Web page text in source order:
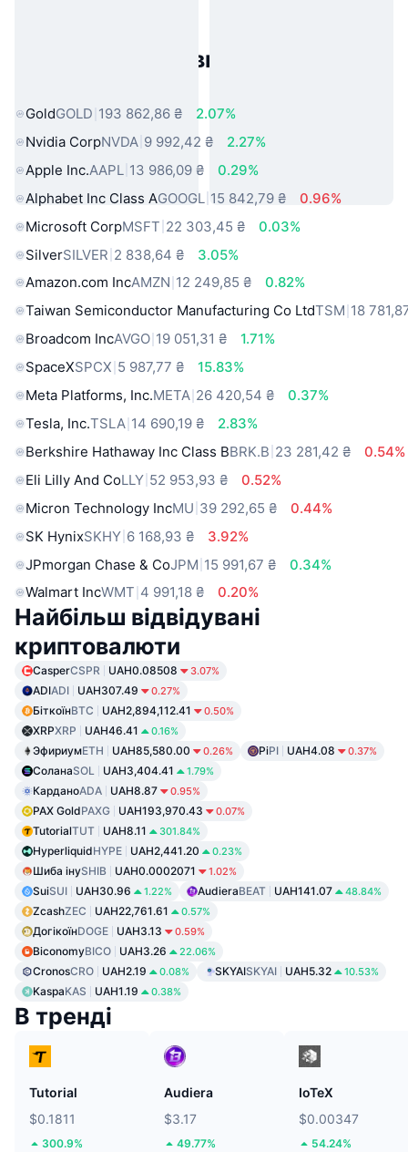
Популярні активи реального
GoldGOLD 193 862,86 ₴
2.07%
Nvidia CorpNVDA 9 992,42 ₴
2.27%
Apple Inc.AAPL 13 986,09 ₴
0.29%
Alphabet Inc Class AGOOGL 15 842,79 ₴
0.96%
Microsoft CorpMSFT 22 303,45 ₴
0.03%
SilverSILVER 2 838,64 ₴
3.05%
Amazon.com IncAMZN 12 249,85 ₴
0.82%
Taiwan Semiconductor Manufacturing Co LtdTSM 18
Broadcom IncAVGO 19 051,31 ₴
1.71%
SpaceXSPCX 5 987,77 ₴
15.83%
Meta Platforms, Inc.META 26 420,54 ₴
0.37%
Tesla, Inc.TSLA 14 690,19 ₴
2.83%
Berkshire Hathaway Inc Class BBRK.B 23 281,42 ₴
0.54%
Eli Lilly And CoLLY 52 953,93 ₴
0.52%
Micron Technology IncMU 39 292,65 ₴
0.44%
SK HynixSKHY 6 168,93 ₴
3.92%
JPmorgan Chase & CoJPM 15 991,67 ₴
0.34%
Walmart IncWMT 4 991,18 ₴ 0.20%
Найбільш відвідувані
криптовалюти
CasperCSPR UAH0.08508 3.07%
ADIADI UAH307.49 0.27%
БіткоїнBTC UAH2,894,112.41 0.50%
XRPXRP UAH46.41 0.16%
ЭфириумETH UAH85,580.00 0.26% PiPI UAH4.08 0.37%
СоланаSOL UAH3,404.41 1.79%
КарданоADA UAH8.87 0.95%
PAX GoldPAXG UAH193,970.43 0.07%
TutorialTUT UAH8.11 301.84%
HyperliquidHYPE UAH2,441.20 0.23%
Шиба інуSHIB UAH0.0002071 1.02%
SuiSUI UAH30.96 1.22% AudieraBEAT UAH141.07 48.84%
ZcashZEC UAH22,761.61 0.57%
ДогікоїнDOGE UAH3.13 0.59%
BiconomyBICO UAH3.26 22.06%
CronosCRO UAH2.19 0.08% SKYAISKYAI UAH5.32 10.53%
KaspaKAS UAH1.19 0.38%
В тренді
Tutorial
$0.1811
300.9%
Audiera
$3.17
49.77%
IoTeX
$0.00347
54.24%